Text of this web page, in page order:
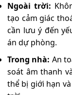
Ngoài trời:
tạo cảm giác
cần lưu ý đến
án dự phòng.
Trong nhà: An
soát âm thanh
thể bị giới hạn